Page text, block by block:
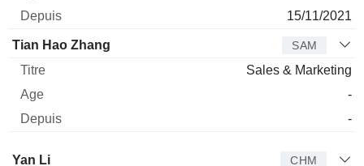
15/11/2021
Tian Hao Zhang SAM
Sales & Marketing
-
-
Administrateur
Yan Li CHM